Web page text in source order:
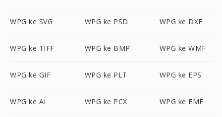
WPG ke SVG WPG ke PSD WPG ke DXF
WPG ke TIFF WPG ke BMP WPG ke WMF
WPG ke GIF WPG ke PLT WPG ke EPS
WPG ke AI WPG ke PCX WPG ke EMF